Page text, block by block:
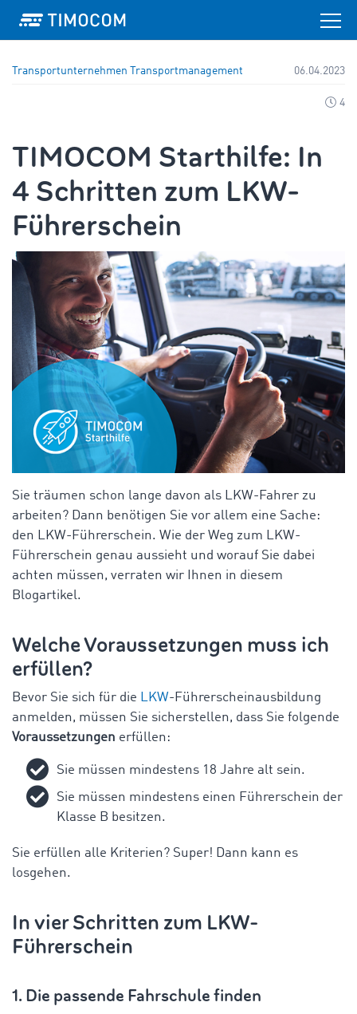
Transportunternehmen Transportmanagement 06.04.2023
4
TIMOCOM Starthilfe: In
4 Schritten zum LKW-
Führerschein
Sie träumen schon lange davon als LKW-Fahrer zu
arbeiten? Dann benötigen Sie vor allem eine Sache:
den LKW-Führerschein. Wie der Weg zum LKW-
Führerschein genau aussieht und worauf Sie dabei
achten müssen, verraten wir Ihnen in diesem
Blogartikel.
Welche Voraussetzungen muss ich
erfüllen?
Bevor Sie sich für die LKW-Führerscheinausbildung
anmelden, müssen Sie sicherstellen, dass Sie folgende
Voraussetzungen erfüllen:
Sie müssen mindestens 18 Jahre alt sein.
Sie müssen mindestens einen Führerschein der
Klasse B besitzen.
Sie erfüllen alle Kriterien? Super! Dann kann es
losgehen.
In vier Schritten zum LKW-
Führerschein
1. Die passende Fahrschule finden